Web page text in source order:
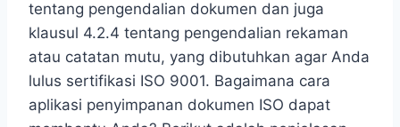
tentang pengendalian dokumen dan juga
klausul 4.2.4 tentang pengendalian rekaman
atau catatan mutu, yang dibutuhkan agar Anda
lulus sertifikasi ISO 9001. Bagaimana cara
aplikasi penyimpanan dokumen ISO dapat